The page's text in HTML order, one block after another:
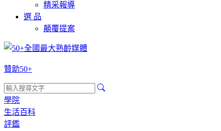
精采報導
選 品
顛覆提案
贊助50+
學院
生活百科
評鑑